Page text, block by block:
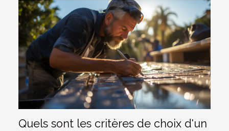
Quels sont les critères de choix d'un